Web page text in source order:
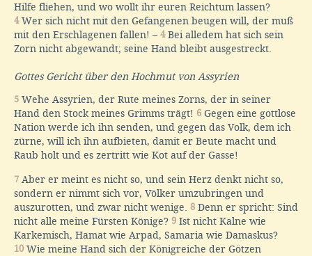
Hilfe fliehen, und wo wollt ihr euren Reichtum lassen?
4Wer sich nicht mit den Gefangenen beugen will, der muß
mit den Erschlagenen fallen! – 4Bei alledem hat sich sein
Zorn nicht abgewandt; seine Hand bleibt ausgestreckt.
Gottes Gericht über den Hochmut von Assyrien
5 Wehe Assyrien, der Rute meines Zorns, der in seiner
Hand den Stock meines Grimms trägt! 6 Gegen eine gottlose
Nation werde ich ihn senden, und gegen das Volk, dem ich
zürne, will ich ihn aufbieten, damit er Beute macht und
Raub holt und es zertritt wie Kot auf der Gasse!
7 Aber er meint es nicht so, und sein Herz denkt nicht so,
sondern er nimmt sich vor, Völker umzubringen und
auszurotten, und zwar nicht wenige. 8 Denn er spricht: Sind
nicht alle meine Fürsten Könige? 9 Ist nicht Kalne wie
Karkemisch, Hamat wie Arpad, Samaria wie Damaskus?
10 Wie meine Hand sich der Königreiche der Götzen